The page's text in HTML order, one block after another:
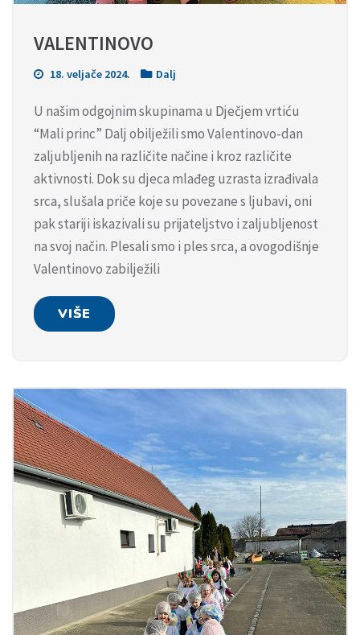
VALENTINOVO
18. veljače 2024. Dalj
U našim odgojnim skupinama u Dječjem vrtiću
“Mali princ” Dalj obilježili smo Valentinovo-dan
zaljubljenih na različite načine i kroz različite
aktivnosti. Dok su djeca mlađeg uzrasta izrađivala
srca, slušala priče koje su povezane s ljubavi, oni
pak stariji iskazivali su prijateljstvo i zaljubljenost
na svoj način. Plesali smo i ples srca, a ovogodišnje
Valentinovo zabilježili
VIŠE